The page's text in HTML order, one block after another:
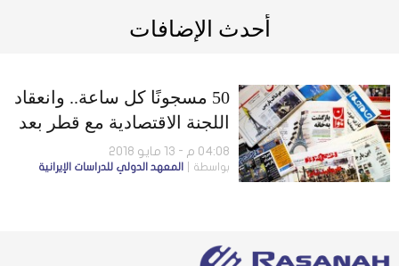
أحدث الإضافات
50 مسجونًا كل ساعة.. وانعقاد
اللجنة الاقتصادية مع قطر بعد
توقف 13 عامًا
04:08 م - 13 مايو 2018
بواسطة المعهد الدولي للدراسات الإيرانية